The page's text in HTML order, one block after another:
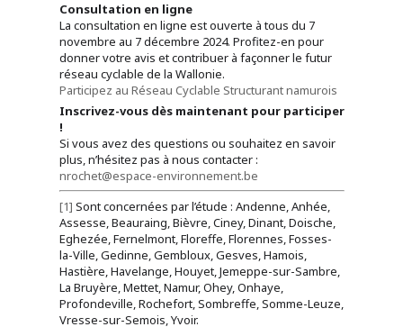
Consultation en ligne
La consultation en ligne est ouverte à tous du 7
novembre au 7 décembre 2024. Profitez-en pour
donner votre avis et contribuer à façonner le futur
réseau cyclable de la Wallonie.
Participez au Réseau Cyclable Structurant namurois
Inscrivez-vous dès maintenant pour participer
!
Si vous avez des questions ou souhaitez en savoir
plus, n’hésitez pas à nous contacter :
nrochet@espace-environnement.be
[1] Sont concernées par l’étude : Andenne, Anhée,
Assesse, Beauraing, Bièvre, Ciney, Dinant, Doische,
Eghezée, Fernelmont, Floreffe, Florennes, Fosses-
la-Ville, Gedinne, Gembloux, Gesves, Hamois,
Hastière, Havelange, Houyet, Jemeppe-sur-Sambre,
La Bruyère, Mettet, Namur, Ohey, Onhaye,
Profondeville, Rochefort, Sombreffe, Somme-Leuze,
Vresse-sur-Semois, Yvoir.